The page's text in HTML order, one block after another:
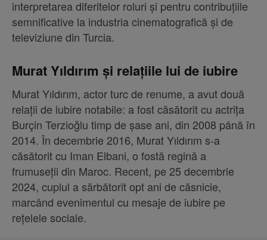
interpretarea diferitelor roluri și pentru contribuțiile
semnificative la industria cinematografică și de
televiziune din Turcia.
Murat Yıldırım și relațiile lui de iubire
Murat Yıldırım, actor turc de renume, a avut două
relații de iubire notabile: a fost căsătorit cu actrița
Burçin Terzioğlu timp de șase ani, din 2008 până în
2014. În decembrie 2016, Murat Yıldırım s-a
căsătorit cu Iman Elbani, o fostă regină a
frumuseții din Maroc. Recent, pe 25 decembrie
2024, cuplul a sărbătorit opt ani de căsnicie,
marcând evenimentul cu mesaje de iubire pe
rețelele sociale.